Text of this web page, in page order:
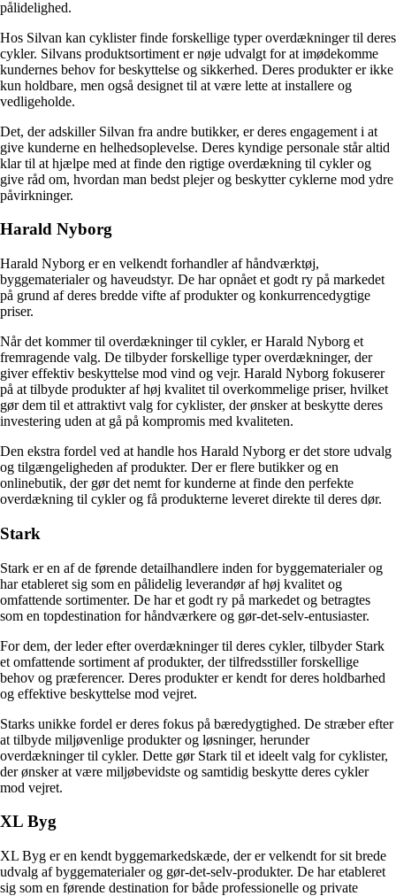
pålidelighed.
Hos Silvan kan cyklister finde forskellige typer overdækninger til deres
cykler. Silvans produktsortiment er nøje udvalgt for at imødekomme
kundernes behov for beskyttelse og sikkerhed. Deres produkter er ikke
kun holdbare, men også designet til at være lette at installere og
vedligeholde.
Det, der adskiller Silvan fra andre butikker, er deres engagement i at
give kunderne en helhedsoplevelse. Deres kyndige personale står altid
klar til at hjælpe med at finde den rigtige overdækning til cykler og
give råd om, hvordan man bedst plejer og beskytter cyklerne mod ydre
påvirkninger.
Harald Nyborg
Harald Nyborg er en velkendt forhandler af håndværktøj,
byggematerialer og haveudstyr. De har opnået et godt ry på markedet
på grund af deres bredde vifte af produkter og konkurrencedygtige
priser.
Når det kommer til overdækninger til cykler, er Harald Nyborg et
fremragende valg. De tilbyder forskellige typer overdækninger, der
giver effektiv beskyttelse mod vind og vejr. Harald Nyborg fokuserer
på at tilbyde produkter af høj kvalitet til overkommelige priser, hvilket
gør dem til et attraktivt valg for cyklister, der ønsker at beskytte deres
investering uden at gå på kompromis med kvaliteten.
Den ekstra fordel ved at handle hos Harald Nyborg er det store udvalg
og tilgængeligheden af produkter. Der er flere butikker og en
onlinebutik, der gør det nemt for kunderne at finde den perfekte
overdækning til cykler og få produkterne leveret direkte til deres dør.
Stark
Stark er en af de førende detailhandlere inden for byggematerialer og
har etableret sig som en pålidelig leverandør af høj kvalitet og
omfattende sortimenter. De har et godt ry på markedet og betragtes
som en topdestination for håndværkere og gør-det-selv-entusiaster.
For dem, der leder efter overdækninger til deres cykler, tilbyder Stark
et omfattende sortiment af produkter, der tilfredsstiller forskellige
behov og præferencer. Deres produkter er kendt for deres holdbarhed
og effektive beskyttelse mod vejret.
Starks unikke fordel er deres fokus på bæredygtighed. De stræber efter
at tilbyde miljøvenlige produkter og løsninger, herunder
overdækninger til cykler. Dette gør Stark til et ideelt valg for cyklister,
der ønsker at være miljøbevidste og samtidig beskytte deres cykler
mod vejret.
XL Byg
XL Byg er en kendt byggemarkedskæde, der er velkendt for sit brede
udvalg af byggematerialer og gør-det-selv-produkter. De har etableret
sig som en førende destination for både professionelle og private